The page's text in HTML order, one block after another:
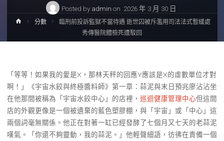
Posted by admin on 2026 年 3 月 30 日
Home分數
臨刑前投訴監獄不當待遇 逝世囚被斥濫用司法法式暫緩處
秀傳醫院體檢死遭駁回
「等等！如果我的愛是X，那林天秤的回應Y應該是X的虛數單位才對
啊！」《宇宙水餃與終極醬料師》第一章：蒜泥與末日預兆廖沾沾坐
在他那間被稱為「宇宙水餃中心」的店裡， 巡迴健康管理中心但這間
店的外觀更像是一個被遺棄的藍色塑膠棚，與「宇宙」或「中心」這
兩個詞毫無關係。他正在對著一缸已經發酵了七個月又七天的老蒜泥
嘆氣。「你還不夠靈動，我的蒜泥。」他輕聲細語，彷彿在責備一個